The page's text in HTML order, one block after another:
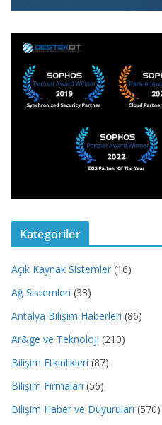
Kategoriler
Açık Kaynak Sistemler (16)
Ağ Sistemleri (33)
Antalya Bilişim Haberleri (86)
Ar&ge ve Teknoloji (210)
Bilişim Etkinlikleri (87)
Bilişim Firmaları (56)
Bilişim Haber ve Duyuruları (570)